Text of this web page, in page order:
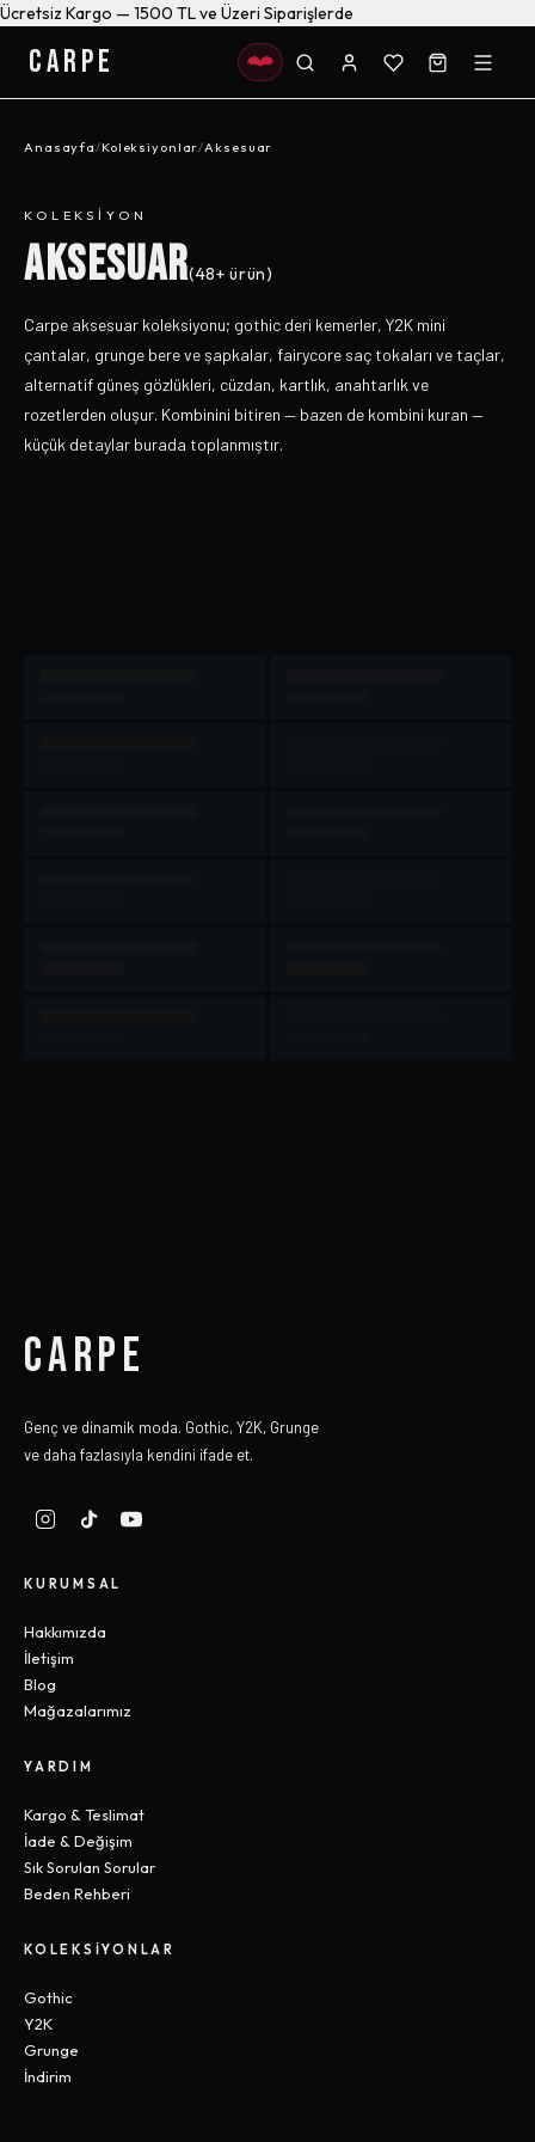
Ücretsiz Kargo — 1500 TL ve Üzeri Siparişlerde
CARPE
Anasayfa/Koleksiyonlar/Aksesuar
KOLEKSIYON
AKSESUAR(48+ ürün)
Carpe aksesuar koleksiyonu; gothic deri kemerler, Y2K mini
çantalar, grunge bere ve şapkalar, fairycore saç tokaları ve taçlar,
alternatif güneş gözlükleri, cüzdan, kartlık, anahtarlık ve
rozetlerden oluşur. Kombinini bitiren — bazen de kombini kuran —
küçük detaylar burada toplanmıştır.
CARPE
Genç ve dinamik moda. Gothic, Y2K, Grunge
ve daha fazlasıyla kendini ifade et.
KURUMSAL
Hakkımızda
İletişim
Blog
Mağazalarımız
YARDIM
Kargo & Teslimat
İade & Değişim
Sık Sorulan Sorular
Beden Rehberi
KOLEKSIYONLAR
Gothic
Y2K
Grunge
İndirim